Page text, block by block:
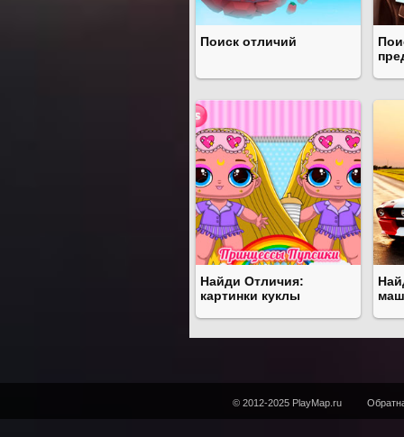
Поиск отличий
Найди Отличия:
картинки куклы
© 2012-2025 PlayMap.ru